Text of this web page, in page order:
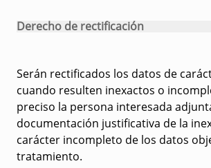
Derecho de rectificación
Serán rectificados los datos de
cuando resulten inexactos o
preciso la persona interesada
documentación justificativa de la
carácter incompleto de los datos
tratamiento.